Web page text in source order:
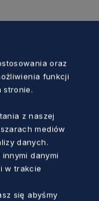
19:00
op.
oraz
funkcji
stronie.
z naszej
mediów
danych.
danymi
w trakcie
się abyśmy